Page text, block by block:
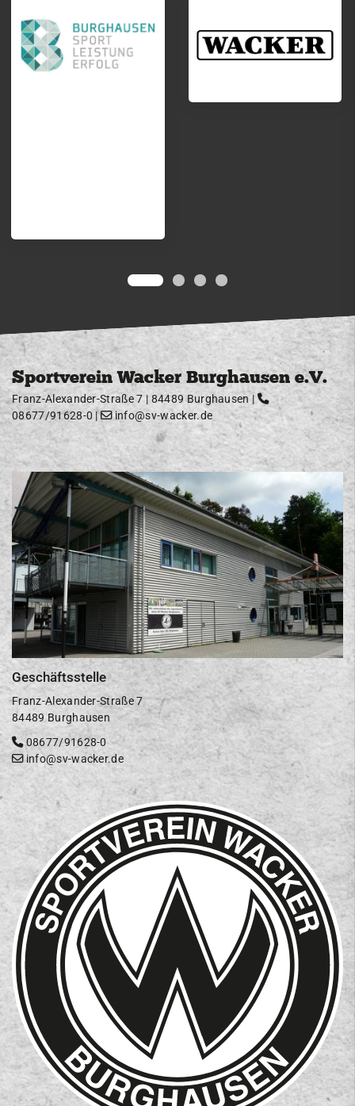
Sportverein Wacker Burghausen e.V.
Franz-Alexander-Straße 7 | 84489 Burghausen |
08677/91628-0 | info@sv-wacker.de
Geschäftsstelle
Franz-Alexander-Straße 7
84489 Burghausen
08677/91628-0
info@sv-wacker.de